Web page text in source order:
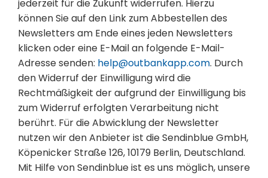
jederzeit für die Zukunft widerrufen. Hierzu
können Sie auf den Link zum Abbestellen des
Newsletters am Ende eines jeden Newsletters
klicken oder eine E-Mail an folgende E-Mail-
Adresse senden: help@outbankapp.com. Durch
den Widerruf der Einwilligung wird die
Rechtmäßigkeit der aufgrund der Einwilligung bis
zum Widerruf erfolgten Verarbeitung nicht
berührt. Für die Abwicklung der Newsletter
nutzen wir den Anbieter ist die Sendinblue GmbH,
Köpenicker Straße 126, 10179 Berlin, Deutschland.
Mit Hilfe von Sendinblue ist es uns möglich, unsere